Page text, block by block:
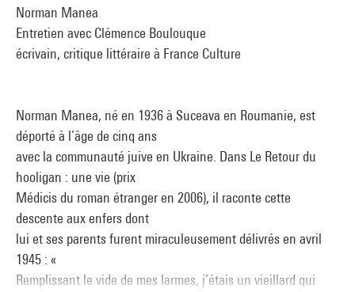
Norman Manea
Entretien avec Clémence Boulouque
écrivain, critique littéraire à France Culture
Norman Manea, né en 1936 à Suceava en Roumanie, est
déporté à l’âge de cinq ans
avec la communauté juive en Ukraine. Dans Le Retour du
hooligan : une vie (prix
Médicis du roman étranger en 2006), il raconte cette
descente aux enfers dont
lui et ses parents furent miraculeusement délivrés en avril
1945 : «
Remplissant le vide de mes larmes, j’étais un vieillard qui